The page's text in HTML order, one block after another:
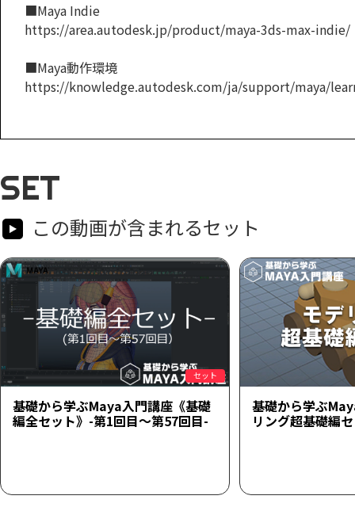
■Maya Indie
https://area.autodesk.jp/product/maya-3ds-max-indie/
■Maya動作環境
https://knowledge.autodesk.com/ja/support/maya/
SET
この動画が含まれるセット
セット
基礎から学ぶMaya入門講座《基礎
編全セット》-第1回目～第57回目-
基礎から学ぶ
リング超基礎編